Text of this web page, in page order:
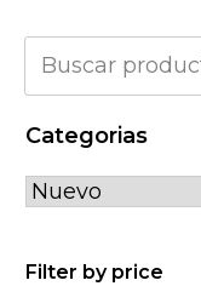
Buscar
Categorias
Filter by price